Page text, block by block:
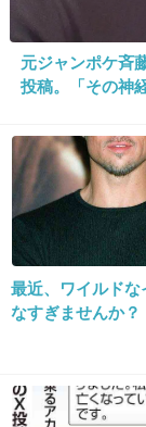
酒を飲んだ
こんな簡単な
ちまえ
やってはい
ってて違反
だよ
元ジャンポケ斉
投稿。「その神
最近、ワイルドな
なすぎませんか？